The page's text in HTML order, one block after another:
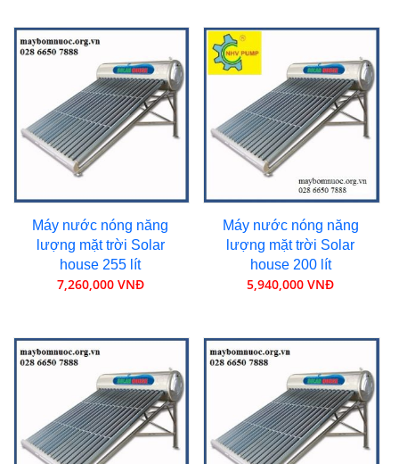
Máy nước nóng năng
lượng mặt trời Solar
house 255 lít
7,260,000 VNĐ
Máy nước nóng năng
lượng mặt trời Solar
house 200 lít
5,940,000 VNĐ